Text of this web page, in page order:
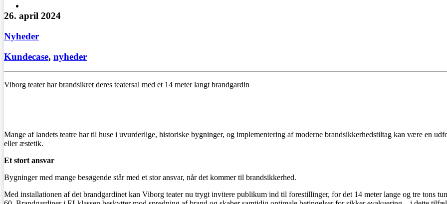
26. april 2024
Nyheder
Kundecase, nyheder
Viborg teater har brandsikret deres teatersal med et 14 meter langt brandgardin
Mange af landets teatre har til huse i uvurderlige, historiske bygninger, og implementering af moderne brandsikkerhedstiltag kan være en
eller æstetik.
Et stort ansvar
Bygninger med mange besøgende står med et stor ansvar, når det kommer til brandsikkerhed.
Med installationen af det brandgardinet kan Viborg teater nu trygt invitere publikum ind til forestillinger, for det 14 meter lange og tre tons